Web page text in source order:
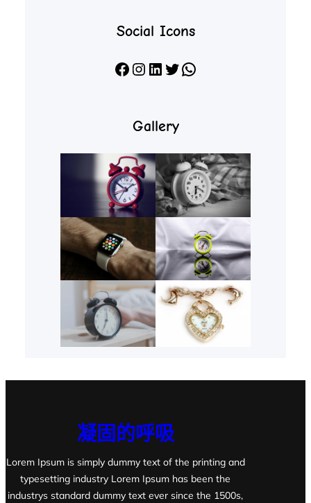
Social Icons
Facebook Instagram LinkedIn X WhatsApp
Gallery
凝固的呼吸
Lorem Ipsum is simply dummy text of the printing and
typesetting industry Lorem Ipsum has been the
industrys standard dummy text ever since the 1500s,